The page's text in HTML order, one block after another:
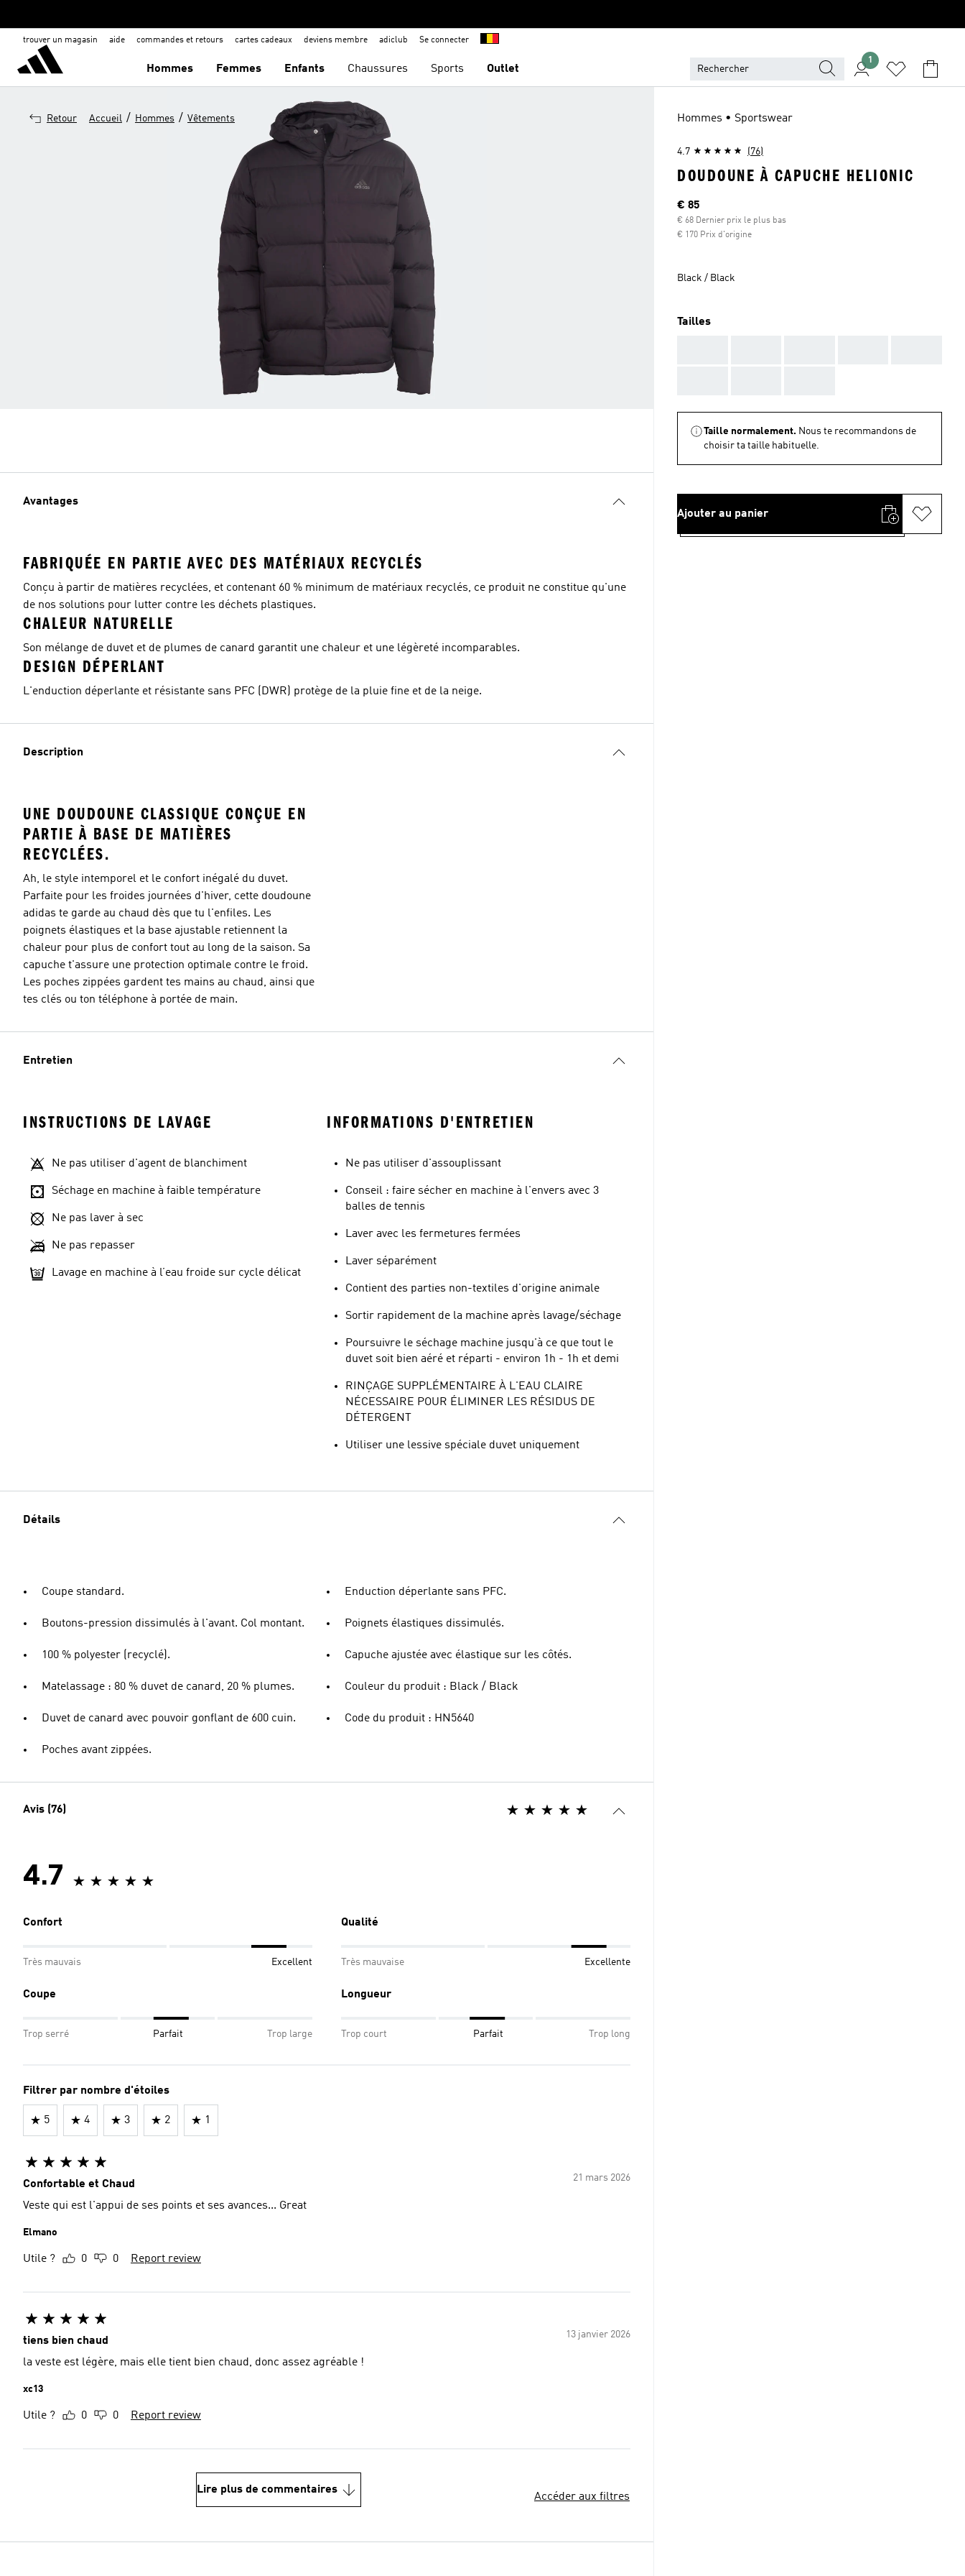
trouver un magasin aide commandes et retours cartes cadeaux deviens membre adiclub Se connecter
Hommes Femmes Enfants Chaussures Sports Outlet
1
Retour Accueil / Hommes / Vêtements
Avantages
FABRIQUÉE EN PARTIE AVEC DES MATÉRIAUX RECYCLÉS
Conçu à partir de matières recyclées, et contenant 60 % minimum de matériaux recyclés, ce produit ne constitue qu'une
de nos solutions pour lutter contre les déchets plastiques.
CHALEUR NATURELLE
Son mélange de duvet et de plumes de canard garantit une chaleur et une légèreté incomparables.
DESIGN DÉPERLANT
L'enduction déperlante et résistante sans PFC (DWR) protège de la pluie fine et de la neige.
Description
UNE DOUDOUNE CLASSIQUE CONÇUE EN
PARTIE À BASE DE MATIÈRES
RECYCLÉES.
Ah, le style intemporel et le confort inégalé du duvet.
Parfaite pour les froides journées d'hiver, cette doudoune
adidas te garde au chaud dès que tu l'enfiles. Les
poignets élastiques et la base ajustable retiennent la
chaleur pour plus de confort tout au long de la saison. Sa
capuche t'assure une protection optimale contre le froid.
Les poches zippées gardent tes mains au chaud, ainsi que
tes clés ou ton téléphone à portée de main.
Entretien
INSTRUCTIONS DE LAVAGE
Ne pas utiliser d'agent de blanchiment
Séchage en machine à faible température
Ne pas laver à sec
Ne pas repasser
Lavage en machine à l’eau froide sur cycle délicat
INFORMATIONS D'ENTRETIEN
Ne pas utiliser d'assouplissant
Conseil : faire sécher en machine à l'envers avec 3
balles de tennis
Laver avec les fermetures fermées
Laver séparément
Contient des parties non-textiles d'origine animale
Sortir rapidement de la machine après lavage/séchage
Poursuivre le séchage machine jusqu'à ce que tout le
duvet soit bien aéré et réparti - environ 1h - 1h et demi
RINÇAGE SUPPLÉMENTAIRE À L'EAU CLAIRE
NÉCESSAIRE POUR ÉLIMINER LES RÉSIDUS DE
DÉTERGENT
Utiliser une lessive spéciale duvet uniquement
Détails
Coupe standard.
Boutons-pression dissimulés à l'avant. Col montant.
100 % polyester (recyclé).
Matelassage : 80 % duvet de canard, 20 % plumes.
Duvet de canard avec pouvoir gonflant de 600 cuin.
Poches avant zippées.
Enduction déperlante sans PFC.
Poignets élastiques dissimulés.
Capuche ajustée avec élastique sur les côtés.
Couleur du produit : Black / Black
Code du produit : HN5640
Avis (76)
4.7
Confort
Très mauvais Excellent
Qualité
Très mauvaise Excellente
Coupe
Trop serré Parfait Trop large
Longueur
Trop court Parfait Trop long
Filtrer par nombre d'étoiles
5 4 3 2 1
21 mars 2026
Confortable et Chaud
Veste qui est l'appui de ses points et ses avances... Great
Elmano
Utile ? 0 0 Report review
13 janvier 2026
tiens bien chaud
la veste est légère, mais elle tient bien chaud, donc assez agréable !
xc13
Utile ? 0 0 Report review
Lire plus de commentaires
Accéder aux filtres
Hommes • Sportswear
4.7 (76)
DOUDOUNE À CAPUCHE HELIONIC
Current price
€ 85
€ 68 Dernier prix le plus bas
€ 170 Prix d'origine
Black / Black
Tailles
Taille normalement. Nous te recommandons de
choisir ta taille habituelle.
Ajouter au panier